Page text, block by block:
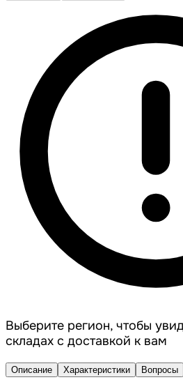
Выберите регион, чтобы
складах с доставкой к вам
Описание Характеристики Вопросы